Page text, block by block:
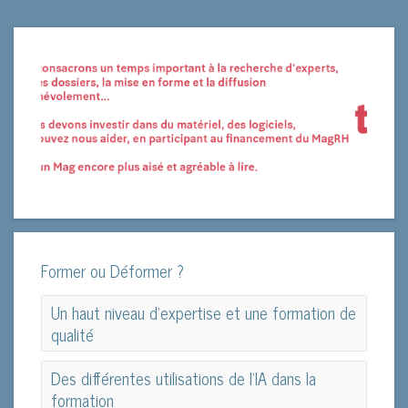
Former ou Déformer ?
Un haut niveau d'expertise et une formation de
qualité
Un haut niveau d'expertise et une formation de
qualité
Des différentes utilisations de l’IA dans la
formation